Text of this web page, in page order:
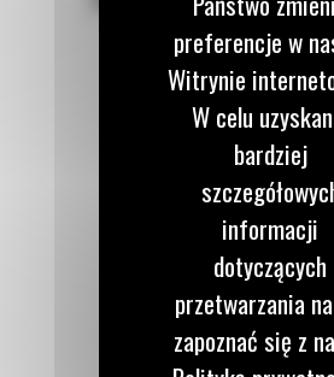
Zadzwoń do nas
122 100 122
Napisz do nas
WYŚLIJ
preferencje w
Witrynie
W celu
bardziej
informacji
dotyczących
przetwarzania
zapoznać się z